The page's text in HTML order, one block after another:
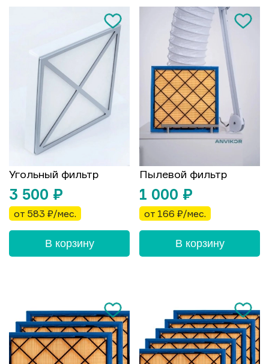
Угольный фильтр
3 500 ₽
от 583 ₽/мес.
В корзину
Пылевой фильтр
1 000 ₽
от 166 ₽/мес.
В корзину